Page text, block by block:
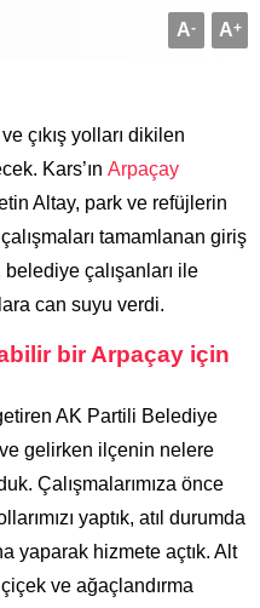
A+
A-
çıkış yolları dikilen
Kars’ın Arpaçay
Altay, park ve refüjlerin
tamamlanan giriş
belediye çalışanları ile
can suyu verdi.
bir Arpaçay için
AK Partili Belediye
gelirken ilçenin nelere
Çalışmalarımıza önce
yaptık, atıl durumda
yaparak hizmete açtık. Alt
ve ağaçlandırma